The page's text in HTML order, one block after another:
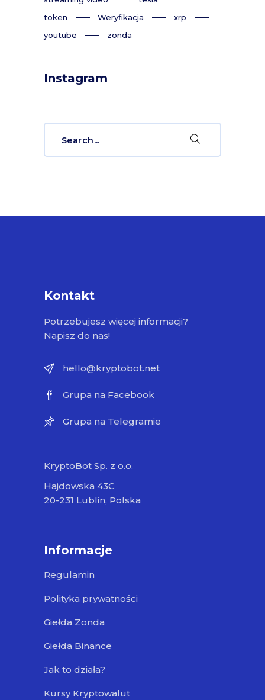
token
Weryfikacja
xrp
youtube
zonda
Instagram
Kontakt
Potrzebujesz więcej informacji?
Napisz do nas!
hello@kryptobot.net
Grupa na Facebook
Grupa na Telegramie
KryptoBot Sp. z o.o.
Hajdowska 43C
20-231 Lublin, Polska
Informacje
Regulamin
Polityka prywatności
Giełda Zonda
Giełda Binance
Jak to działa?
Kursy Kryptowalut